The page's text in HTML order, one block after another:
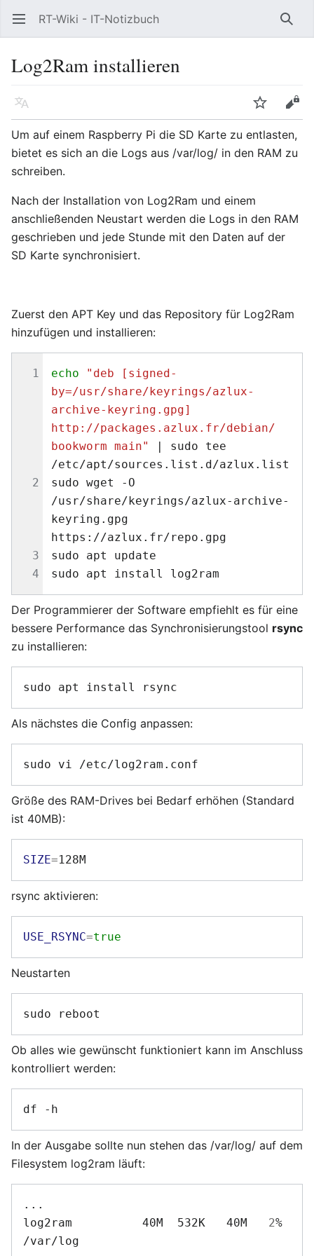
Hauptmenü öffnen RT-Wiki - IT-Notizbuch
Log2Ram installieren
Sprache Beobachten
Bearbeiten
Um auf einem Raspberry Pi die SD Karte zu entlasten,
bietet es sich an die Logs aus /var/log/ in den RAM zu
schreiben.
Nach der Installation von Log2Ram und einem
anschließenden Neustart werden die Logs in den RAM
geschrieben und jede Stunde mit den Daten auf der
SD Karte synchronisiert.
Zuerst den APT Key und das Repository für Log2Ram
hinzufügen und installieren:
echo
"deb [signed-
by=/usr/share/keyrings/azlux-
archive-keyring.gpg]
http://packages.azlux.fr/debian/
bookworm main"
|
sudo tee
sudo wget -O
/usr/share/keyrings/azlux-archive-
keyring.gpg
Der Programmierer der Software empfiehlt es für eine
bessere Performance das Synchronisierungstool rsync
zu installieren:
Als nächstes die Config anpassen:
Größe des RAM-Drives bei Bedarf erhöhen (Standard
ist 40MB):
SIZE=
rsync aktivieren:
USE_RSYNC=true
Neustarten
Ob alles wie gewünscht funktioniert kann im Anschluss
kontrolliert werden:
In der Ausgabe sollte nun stehen das /var/log/ auf dem
Filesystem log2ram läuft:
...
log2ram          40M  532K   40M 2%
/var/log